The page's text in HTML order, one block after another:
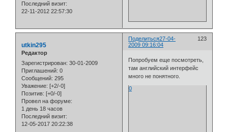
Последний визит:
22-11-2012 22:57:30
Поделиться 123
27-04-
2009 09:16:04
utkin295
Редактор
Зарегистрирован: 30-01-2009
Приглашений: 0
Сообщений: 295
Уважение: [+2/-0]
Позитив: [+0/-0]
Провел на форуме:
1 день 18 часов
Последний визит:
12-05-2017 20:22:38
Попробуем еще посмотреть,
там английский интерфейс
много не понятного.
0